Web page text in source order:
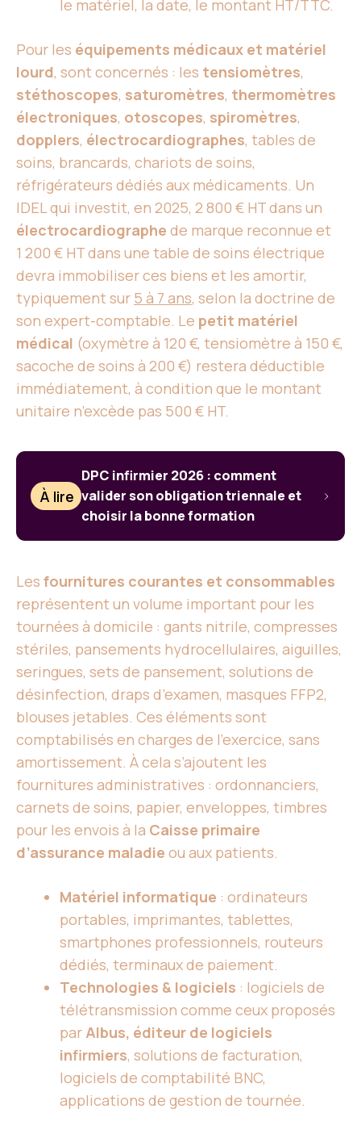
le matériel, la date, le montant HT/TTC.
Pour les équipements médicaux et matériel
lourd, sont concernés : les tensiomètres,
stéthoscopes, saturomètres, thermomètres
électroniques, otoscopes, spiromètres,
dopplers, électrocardiographes, tables de
soins, brancards, chariots de soins,
réfrigérateurs dédiés aux médicaments. Un
IDEL qui investit, en 2025, 2 800 € HT dans un
électrocardiographe de marque reconnue et
1 200 € HT dans une table de soins électrique
devra immobiliser ces biens et les amortir,
typiquement sur 5 à 7 ans, selon la doctrine de
son expert-comptable. Le petit matériel
médical (oxymètre à 120 €, tensiomètre à 150 €,
sacoche de soins à 200 €) restera déductible
immédiatement, à condition que le montant
unitaire n’excède pas 500 € HT.
À lire
DPC infirmier 2026 : comment
valider son obligation triennale et
choisir la bonne formation
Les fournitures courantes et consommables
représentent un volume important pour les
tournées à domicile : gants nitrile, compresses
stériles, pansements hydrocellulaires, aiguilles,
seringues, sets de pansement, solutions de
désinfection, draps d’examen, masques FFP2,
blouses jetables. Ces éléments sont
comptabilisés en charges de l’exercice, sans
amortissement. À cela s’ajoutent les
fournitures administratives : ordonnanciers,
carnets de soins, papier, enveloppes, timbres
pour les envois à la Caisse primaire
d’assurance maladie ou aux patients.
Matériel informatique : ordinateurs
portables, imprimantes, tablettes,
smartphones professionnels, routeurs
dédiés, terminaux de paiement.
Technologies & logiciels : logiciels de
télétransmission comme ceux proposés
par Albus, éditeur de logiciels
infirmiers, solutions de facturation,
logiciels de comptabilité BNC,
applications de gestion de tournée.